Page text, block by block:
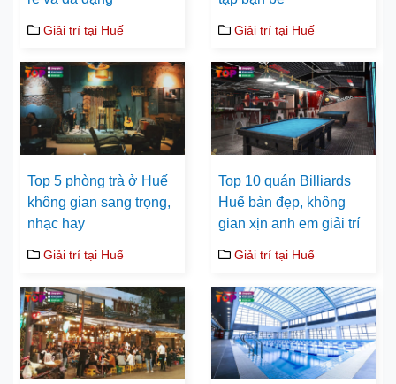
Giải trí tại Huế Giải trí tại Huế
Top 5 phòng trà ở Huế
không gian sang trọng,
nhạc hay
Giải trí tại Huế
Top 10 quán Billiards
Huế bàn đẹp, không
gian xịn anh em giải trí
Giải trí tại Huế